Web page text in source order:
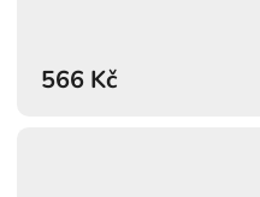
566 Kč